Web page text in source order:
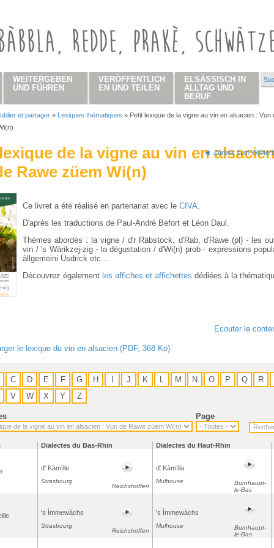
et partager » Lexiques thématiques » Petit lexique de la vigne au vin en alsacien : Vun
Zurück zum
de la vigne au vin en
Rawe züem Wi(n)
Ce livret a été réalisé en partenariat avec le CIVA
D'après les traductions de Paul-André Befort et Léon Daul.
Thèmes abordés : la vigne / d'r Räbstock, d'Rab, d'Rawe (pl) - les
vin / 's Wärikzej-zig - la dégustation / d'Wi(n) prob - expressions
àllgemeini Üsdrick etc...
Découvrez également les affiches et affichettes dédiées à la
Ecouter le
le lexique du vin en alsacien (PDF, 368 Ko)
C D E F G H J K M N O P Q R
V W X Y Z
Page
Dialectes du Bas-Rhin Dialectes du Haut-Rhin
d' Kàmìlle
Strasbourg
Reichshoffen
d' Kàmìlla
Mulhouse
Burnhaupt-
le-Bas
's Ìmmewàchs
Strasbourg
Reichshoffen
's Ìmmewàchs
Mulhouse
Burnhaupt-
le-Bas
WEITERGEBEN
UND FÜHREN
VERÖFFENTLICH
EN UND TEILEN
ELSÄSSISCH IN
ALLTAG UND
BERUF